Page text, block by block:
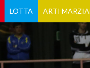
LOTTA ARTI